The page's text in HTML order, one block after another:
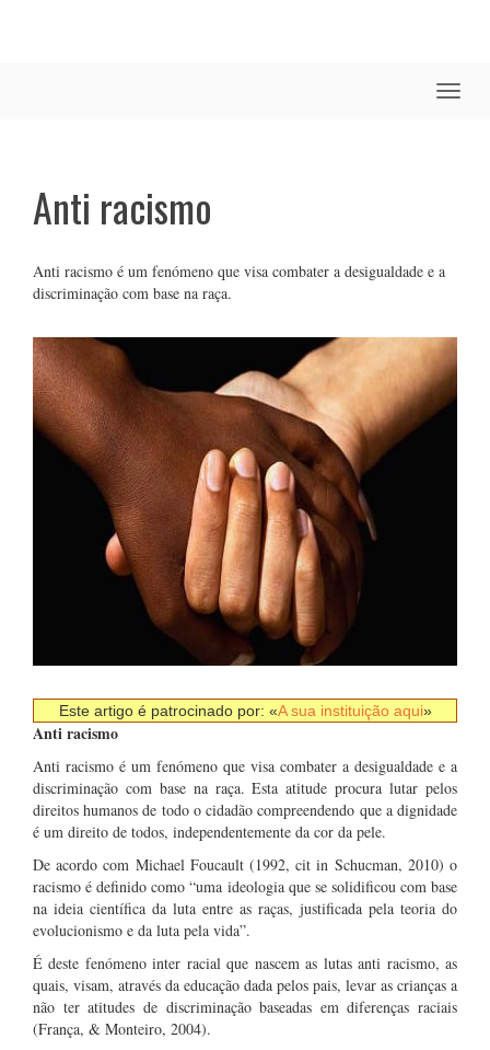
Toggle
Anti racismo
Anti racismo é um fenómeno que visa combater a desigualdade e a
discriminação com base na raça.
Este artigo é patrocinado por: «A sua instituição aqui»
Anti racismo
Anti racismo é um fenómeno que visa combater a desigualdade e a
discriminação com base na raça. Esta atitude procura lutar pelos
direitos humanos de todo o cidadão compreendendo que a dignidade
é um direito de todos, independentemente da cor da pele.
De acordo com Michael Foucault (1992, cit in Schucman, 2010) o
racismo é definido como “uma ideologia que se solidificou com base
na ideia científica da luta entre as raças, justificada pela teoria do
evolucionismo e da luta pela vida”.
É deste fenómeno inter racial que nascem as lutas anti racismo, as
quais, visam, através da educação dada pelos pais, levar as crianças a
não ter atitudes de discriminação baseadas em diferenças raciais
(França, & Monteiro, 2004).